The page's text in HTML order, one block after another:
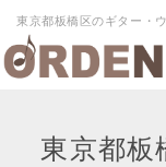
東京都板橋区のギター・
東京都板